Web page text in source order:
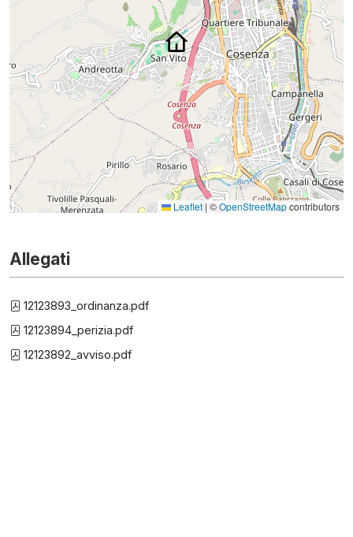
Leaflet | ©OpenStreetMapcontributors
Allegati
12123893_ordinanza.pdf
12123894_perizia.pdf
12123892_avviso.pdf